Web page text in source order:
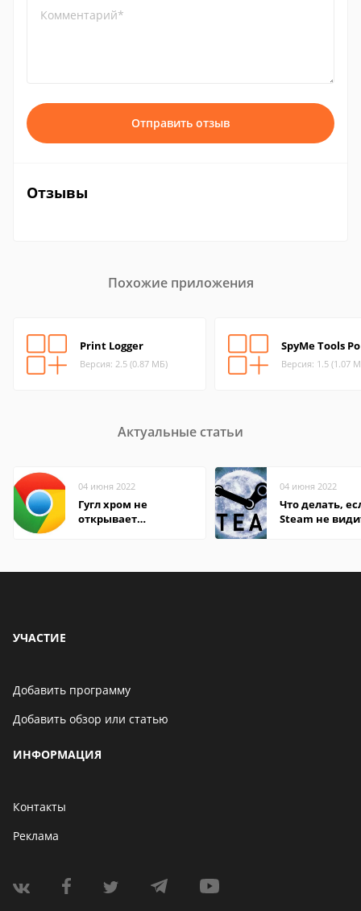
Комментарий*
Отправить отзыв
Отзывы
Похожие приложения
Print Logger
Версия: 2.5 (0.87 МБ)
SpyMe Tools
Версия: 1.5 (1.07
Актуальные статьи
04 июня 2022
Гугл хром не
открывает
04 июня 2022
Что делать,
Steam не
УЧАСТИЕ
Добавить программу
Добавить обзор или статью
ИНФОРМАЦИЯ
Контакты
Реклама